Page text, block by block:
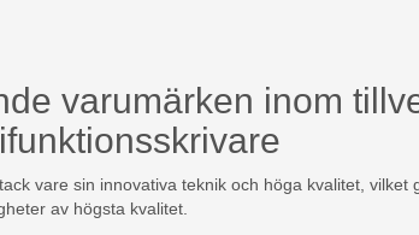
varumärken inom
vare sin innovativa teknik och höga kvalitet, vilket
av högsta kvalitet.